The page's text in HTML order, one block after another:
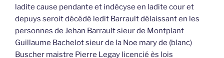
ladite cause pendante et indécyse en ladite cour et
depuys seroit décédé ledit Barrault délaissant en les
personnes de Jehan Barrault sieur de Montplant
Guillaume Bachelot sieur de la Noe mary de (blanc)
Buscher maistre Pierre Legay licencié ès lois